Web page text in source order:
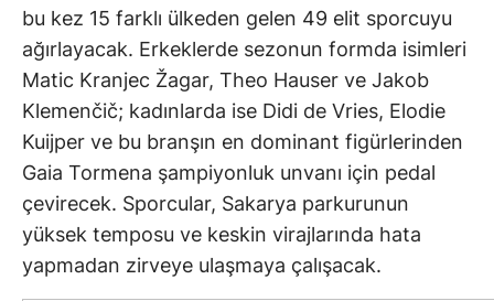
bu kez 15 farklı ülkeden gelen 49 elit sporcuyu
ağırlayacak. Erkeklerde sezonun formda isimleri
Matic Kranjec Žagar, Theo Hauser ve Jakob
Klemenčič; kadınlarda ise Didi de Vries, Elodie
Kuijper ve bu branşın en dominant figürlerinden
Gaia Tormena şampiyonluk unvanı için pedal
çevirecek. Sporcular, Sakarya parkurunun
yüksek temposu ve keskin virajlarında hata
yapmadan zirveye ulaşmaya çalışacak.